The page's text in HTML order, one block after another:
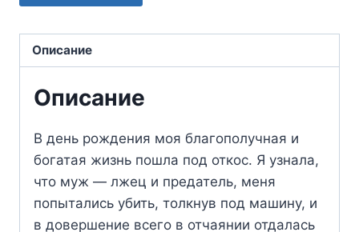
Описание
Описание
В день рождения моя благополучная и
богатая жизнь пошла под откос. Я узнала,
что муж — лжец и предатель, меня
попытались убить, толкнув под машину, и
в довершение всего в отчаянии отдалась